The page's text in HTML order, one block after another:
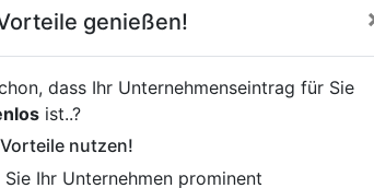
relevante Informationen hinzufügen?
genießen!
dass Ihr Unternehmenseintrag für Sie
ist..?
nutzen!
Sie Ihr Unternehmen prominent